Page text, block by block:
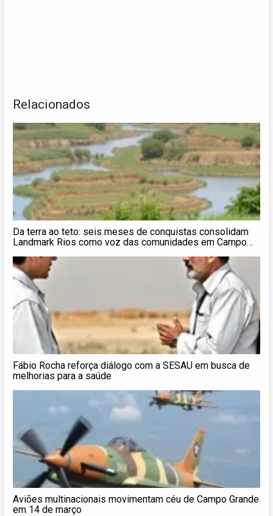
Relacionados
Da terra ao teto: seis meses de conquistas consolidam
Landmark Rios como voz das comunidades em Campo
Fábio Rocha reforça diálogo com a SESAU em busca de
melhorias para a saúde
Aviões multinacionais movimentam céu de Campo Grande
em 14 de março